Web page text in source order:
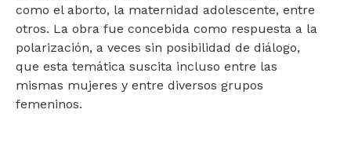
como el aborto, la maternidad adolescente, entre
otros. La obra fue concebida como respuesta a la
polarización, a veces sin posibilidad de diálogo,
que esta temática suscita incluso entre las
mismas mujeres y entre diversos grupos
femeninos.